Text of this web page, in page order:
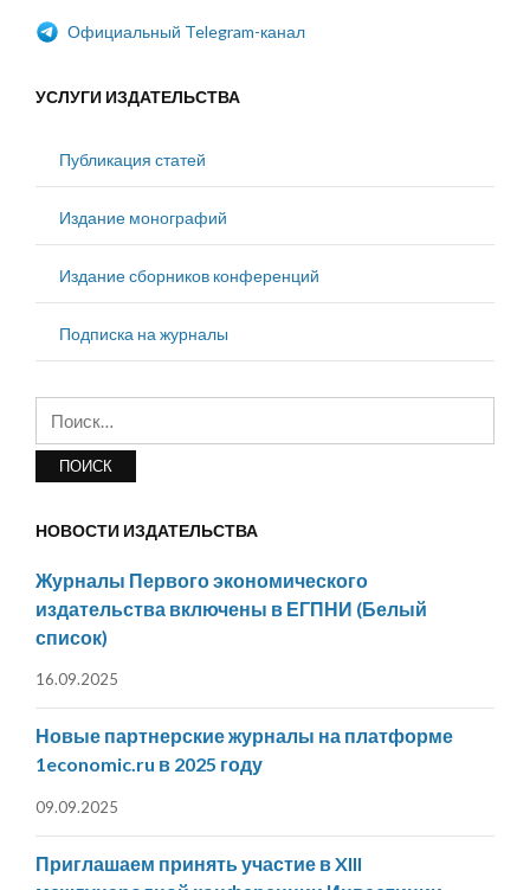
Официальный Telegram-канал
УСЛУГИ ИЗДАТЕЛЬСТВА
Публикация статей
Издание монографий
Издание сборников конференций
Подписка на журналы
НОВОСТИ ИЗДАТЕЛЬСТВА
Журналы Первого экономического
издательства включены в ЕГПНИ (Белый
список)
16.09.2025
Новые партнерские журналы на платформе
1economic.ru в 2025 году
09.09.2025
Приглашаем принять участие в XIII